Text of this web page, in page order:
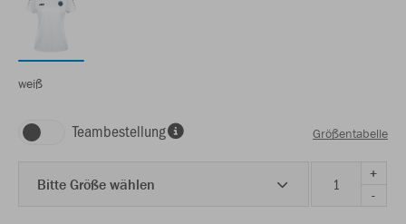
weiß
Teambestellung Größentabelle
Bitte Größe wählen
+
-